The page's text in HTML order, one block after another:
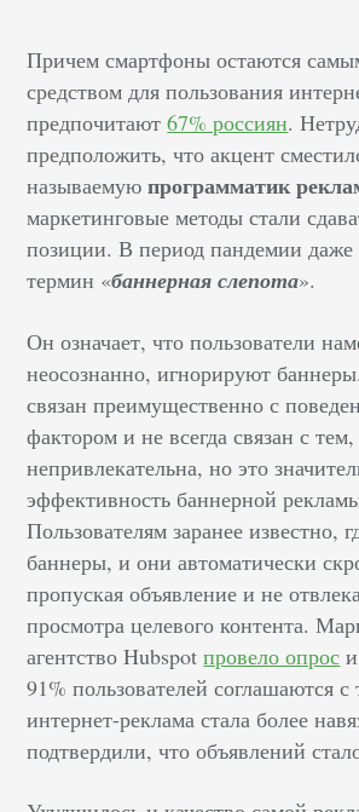
Причем смартфоны остаются
средством для пользования
предпочитают67% россиян.
предположить, что акцент
называемуюпрограмматик
маркетинговые методы стали
позиции. В период пандемии даже
термин «баннерная слепота».
Он означает, что пользователи
неосознанно, игнорируют
связан преимущественно с
фактором и не всегда связан с
непривлекательна, но это
эффективность баннерной
Пользователям заранее известно,
баннеры, и они автоматически
пропуская объявление и не
просмотра целевого контента.
агентство Hubspotпровело опрос
91% пользователей соглашаются с
интернет-реклама стала более
подтвердили, что объявлений